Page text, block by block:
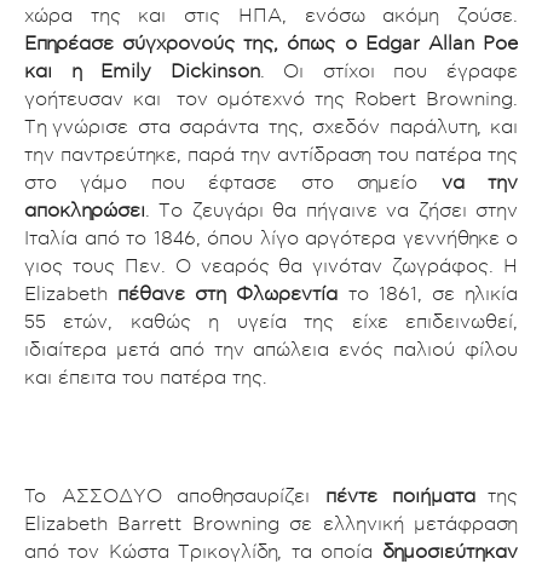
χώρα της και στις ΗΠΑ, ενόσω ακόμη ζούσε.
Επηρέασε σύγχρονούς της, όπως ο Edgar Allan Poe
και η Emily Dickinson. Οι στίχοι που έγραφε
γοήτευσαν και τον ομότεχνό της Robert Browning.
Τη γνώρισε στα σαράντα της, σχεδόν παράλυτη, και
την παντρεύτηκε, παρά την αντίδραση του πατέρα της
στο γάμο που έφτασε στο σημείο να την
αποκληρώσει. Το ζευγάρι θα πήγαινε να ζήσει στην
Ιταλία από το 1846, όπου λίγο αργότερα γεννήθηκε ο
γιος τους Πεν. Ο νεαρός θα γινόταν ζωγράφος. Η
Elizabeth πέθανε στη Φλωρεντία το 1861, σε ηλικία
55 ετών, καθώς η υγεία της είχε επιδεινωθεί,
ιδιαίτερα μετά από την απώλεια ενός παλιού φίλου
και έπειτα του πατέρα της.
To ΑΣΣΟΔΥΟ αποθησαυρίζει πέντε ποιήματα της
Elizabeth Barrett Browning σε ελληνική μετάφραση
από τον Κώστα Τρικογλίδη, τα οποία δημοσιεύτηκαν